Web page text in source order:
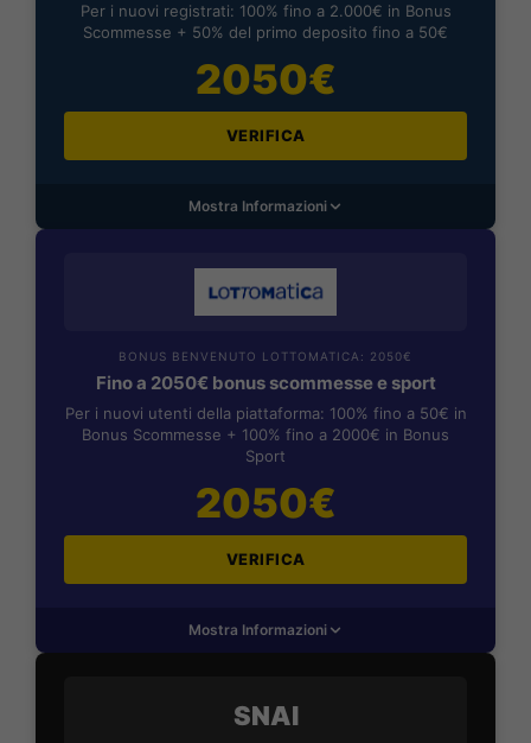
Per i nuovi registrati: 100% fino a 2.000€ in Bonus
Scommesse + 50% del primo deposito fino a 50€
2050€
VERIFICA
Mostra Informazioni
BONUS BENVENUTO LOTTOMATICA: 2050€
Fino a 2050€ bonus scommesse e sport
Per i nuovi utenti della piattaforma: 100% fino a 50€ in
Bonus Scommesse + 100% fino a 2000€ in Bonus
Sport
2050€
VERIFICA
Mostra Informazioni
SNAI